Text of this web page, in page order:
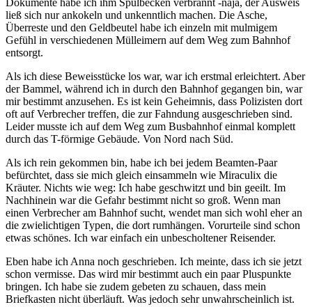
ließ sich nur ankokeln und unkenntlich machen. Die Asche,
Überreste und den Geldbeutel habe ich einzeln mit mulmigem
Gefühl in verschiedenen Mülleimern auf dem Weg zum Bahnhof
entsorgt.
Als ich diese Beweisstücke los war, war ich erstmal erleichtert. Aber
der Bammel, während ich in durch den Bahnhof gegangen bin, war
mir bestimmt anzusehen. Es ist kein Geheimnis, dass Polizisten dort
oft auf Verbrecher treffen, die zur Fahndung ausgeschrieben sind.
Leider musste ich auf dem Weg zum Busbahnhof einmal komplett
durch das T-förmige Gebäude. Von Nord nach Süd.
Als ich rein gekommen bin, habe ich bei jedem Beamten-Paar
befürchtet, dass sie mich gleich einsammeln wie Miraculix die
Kräuter. Nichts wie weg: Ich habe geschwitzt und bin geeilt. Im
Nachhinein war die Gefahr bestimmt nicht so groß. Wenn man
einen Verbrecher am Bahnhof sucht, wendet man sich wohl eher an
die zwielichtigen Typen, die dort rumhängen. Vorurteile sind schon
etwas schönes. Ich war einfach ein unbescholtener Reisender.
Eben habe ich Anna noch geschrieben. Ich meinte, dass ich sie jetzt
schon vermisse. Das wird mir bestimmt auch ein paar Pluspunkte
bringen. Ich habe sie zudem gebeten zu schauen, dass mein
Briefkasten nicht überläuft. Was jedoch sehr unwahrscheinlich ist.